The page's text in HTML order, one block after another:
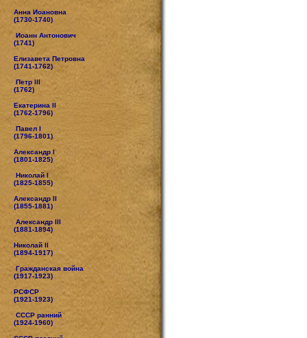
Анна Иоановна
(1730-1740)
Иоанн Антонович
(1741)
Елизавета Петровна
(1741-1762)
Петр III
(1762)
Екатерина II
(1762-1796)
Павел I
(1796-1801)
Александр I
(1801-1825)
Николай I
(1825-1855)
Александр II
(1855-1881)
Александр III
(1881-1894)
Николай II
(1894-1917)
Гражданская война
(1917-1923)
РСФСР
(1921-1923)
СССР ранний
(1924-1960)